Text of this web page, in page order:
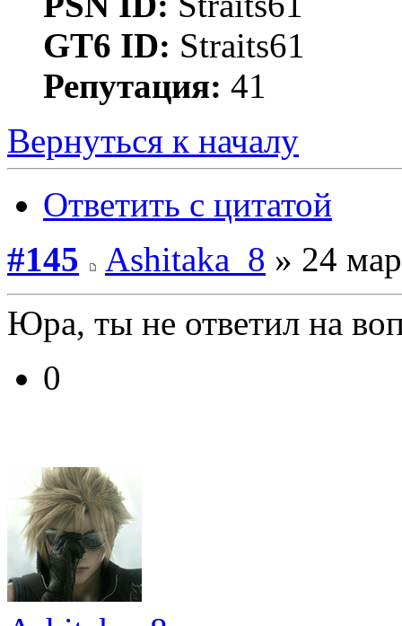
GT6 ID: Straits61
Репутация: 41
Вернуться к началу
Ответить с цитатой
#145
Ashitaka_8 » 24
Юра, ты не ответил на
0